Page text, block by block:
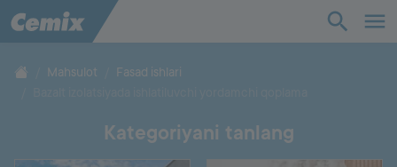
Mahsulot
Fasad ishlari
Kategoriyani tanlang